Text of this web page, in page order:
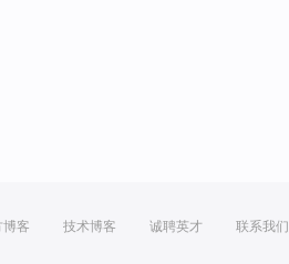
博客 技术博客 诚聘英才 联系我们